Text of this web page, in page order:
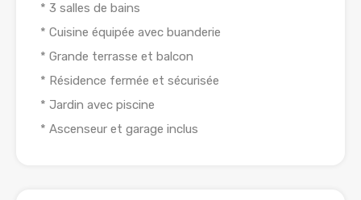
* 3 salles de bains
* Cuisine équipée avec buanderie
* Grande terrasse et balcon
* Résidence fermée et sécurisée
* Jardin avec piscine
* Ascenseur et garage inclus